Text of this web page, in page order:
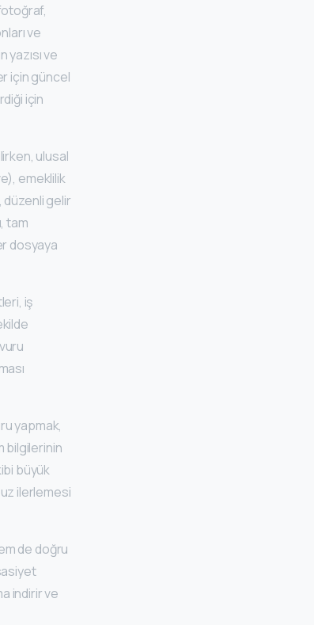
ve
ve
için güncel
için
ulusal
emeklilik
düzenli gelir
tam
dosyaya
iş
yapmak,
bilgilerinin
büyük
ilerlemesi
de doğru
indirir ve